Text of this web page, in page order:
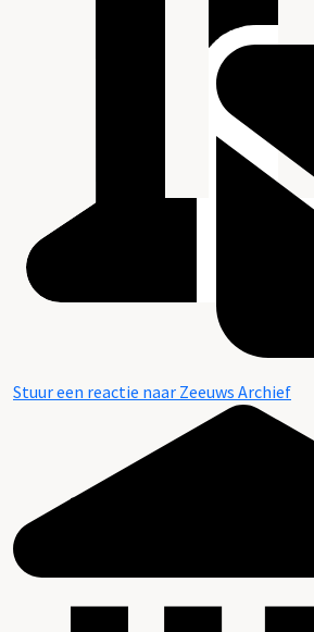
Stuur een reactie naar Zeeuws Archief